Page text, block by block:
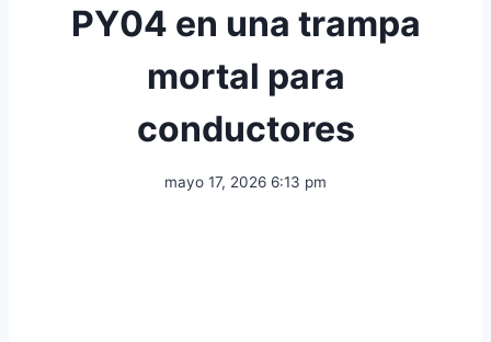
PY04 en una trampa
mortal para
conductores
mayo 17, 2026 6:13 pm